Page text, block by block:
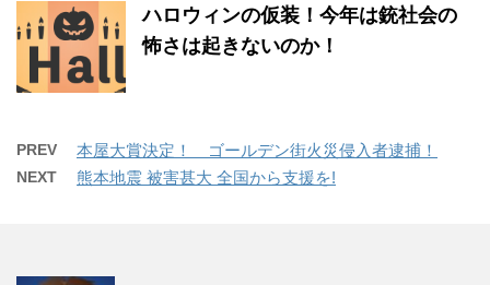
ハロウィンの仮装！今年は銃社会の
怖さは起きないのか！
PREV 本屋大賞決定！ ゴールデン街火災侵入者逮捕！
NEXT 熊本地震 被害甚大 全国から支援を!